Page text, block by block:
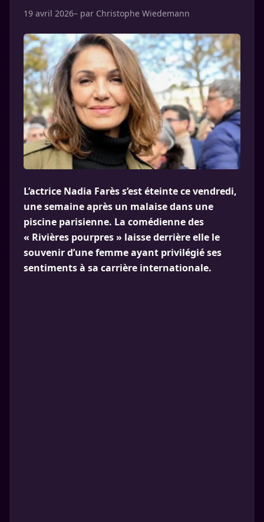
19 avril 2026– par Christophe Wiedemann
L’actrice Nadia Farès s’est éteinte ce vendredi,
une semaine après un malaise dans une
piscine parisienne. La comédienne des
« Rivières pourpres » laisse derrière elle le
souvenir d’une femme ayant privilégié ses
sentiments à sa carrière internationale.